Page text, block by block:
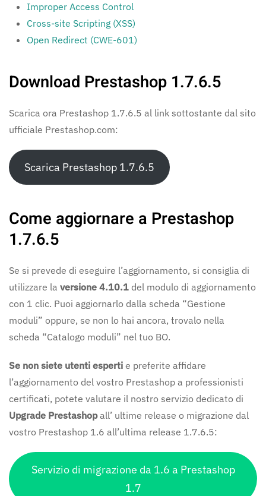
Improper Access Control
Cross-site Scripting (XSS)
Open Redirect (CWE-601)
Download Prestashop 1.7.6.5
Scarica ora Prestashop 1.7.6.5 al link sottostante dal sito
ufficiale Prestashop.com:
Scarica Prestashop 1.7.6.5
Come aggiornare a Prestashop
1.7.6.5
Se si prevede di eseguire l’aggiornamento, si consiglia di
utilizzare la versione 4.10.1 del modulo di aggiornamento
con 1 clic. Puoi aggiornarlo dalla scheda “Gestione
moduli” oppure, se non lo hai ancora, trovalo nella
scheda “Catalogo moduli” nel tuo BO.
Se non siete utenti esperti e preferite affidare
l’aggiornamento del vostro Prestashop a professionisti
certificati, potete valutare il nostro servizio dedicato di
Upgrade Prestashopall’ ultime release o migrazione dal
vostro Prestashop 1.6 all’ultima release 1.7.6.5:
Servizio di migrazione da 1.6 a Prestashop
1.7